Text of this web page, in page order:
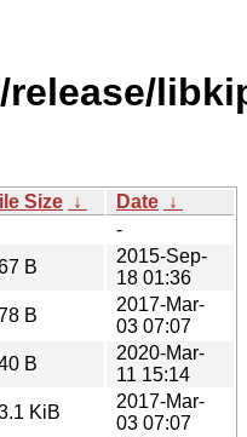
release/
Size ↓ Date ↓
-
B
2015-Sep-
18 01:36
B
2017-Mar-
03 07:07
B
2020-Mar-
11 15:14
KiB
2017-Mar-
03 07:07